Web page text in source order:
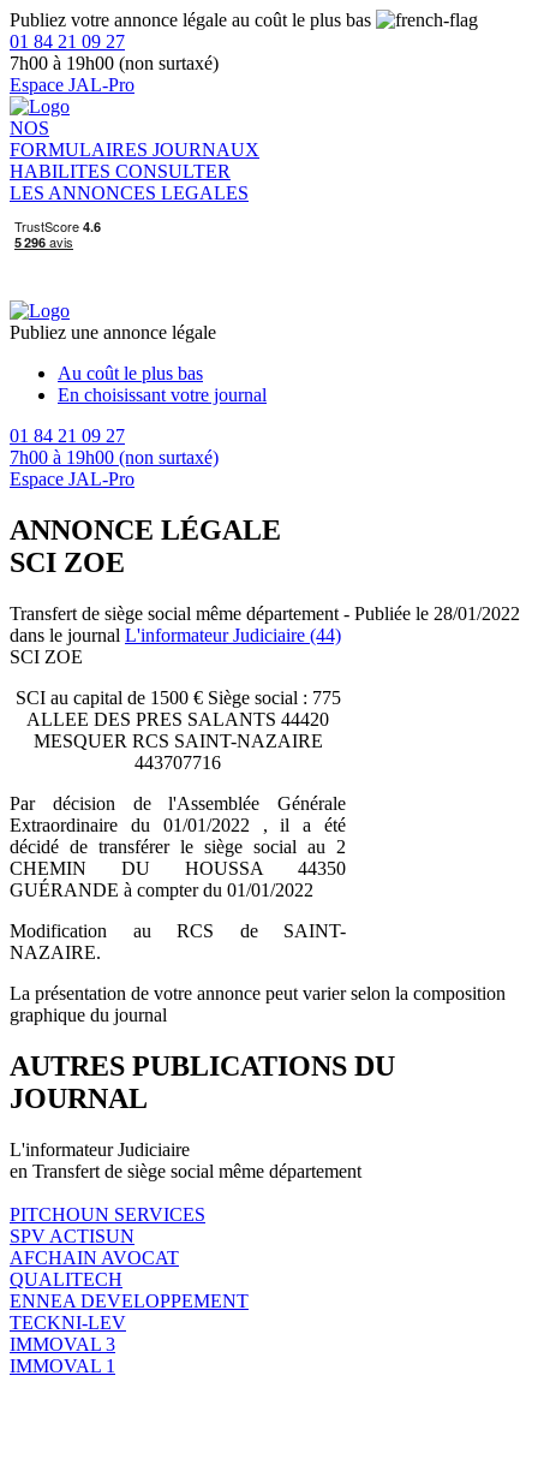
Publiez votre annonce légale au coût le plus bas
01 84 21 09 27
7h00 à 19h00 (non surtaxé)
Espace JAL-Pro
NOS
FORMULAIRES JOURNAUX
HABILITES CONSULTER
LES ANNONCES LEGALES
Publiez une annonce légale
Au coût le plus bas
En choisissant votre journal
01 84 21 09 27
7h00 à 19h00 (non surtaxé)
Espace JAL-Pro
ANNONCE LÉGALE
SCI ZOE
Transfert de siège social même département - Publiée le 28/01/2022
dans le journal L'informateur Judiciaire (44)
SCI ZOE
SCI au capital de 1500 € Siège social : 775
ALLEE DES PRES SALANTS 44420
MESQUER RCS SAINT-NAZAIRE
443707716
Par décision de l'Assemblée Générale
Extraordinaire du 01/01/2022 , il a été
décidé de transférer le siège social au 2
CHEMIN DU HOUSSA 44350
GUÉRANDE à compter du 01/01/2022
Modification au RCS de SAINT-
NAZAIRE.
La présentation de votre annonce peut varier selon la composition
graphique du journal
AUTRES PUBLICATIONS DU
JOURNAL
L'informateur Judiciaire
en Transfert de siège social même département
PITCHOUN SERVICES
SPV ACTISUN
AFCHAIN AVOCAT
QUALITECH
ENNEA DEVELOPPEMENT
TECKNI-LEV
IMMOVAL 3
IMMOVAL 1